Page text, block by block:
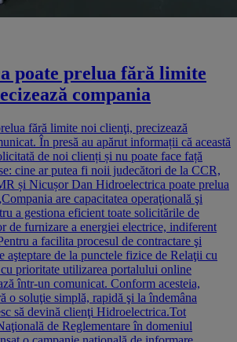
poate prelua fără limite
compania
fără limite noi clienţi, precizează
În presă au apărut informații că această
de noi clienți și nu poate face față
cine ar putea fi noii judecători de la CCR,
și Nicușor Dan Hidroelectrica poate prelua
are capacitatea operaţională şi
a gestiona eficient toate solicitările de
de furnizare a energiei electrice, indiferent
a facilita procesul de contractare şi
aşteptare de la punctele fizice de Relaţii cu
prioritate utilizarea portalului online
într-un comunicat. Conform acesteia,
o soluţie simplă, rapidă şi la îndemâna
să devină clienţi Hidroelectrica.Tot
de Reglementare în domeniul